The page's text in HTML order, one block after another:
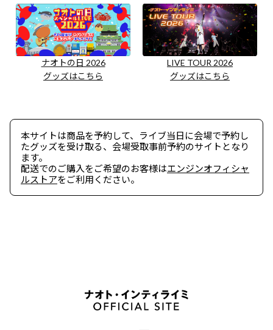
ナオトの日 2026
グッズはこちら
LIVE TOUR 2026
グッズはこちら
本サイトは商品を予約して、ライブ当日に会場で予約し
たグッズを受け取る、会場受取事前予約のサイトとなり
ます。
配送でのご購入をご希望のお客様はエンジンオフィシャ
ルストアをご利用ください。